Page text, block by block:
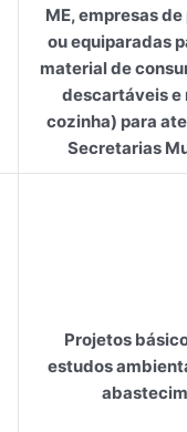
ME, empresas de
ou equiparadas
material de
descartáveis e
cozinha) para
Secretarias
Projetos
estudos